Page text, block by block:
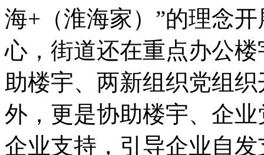
海+（淮海家）”的理念
心，街道还在重点办公
助楼宇、两新组织党组
外，更是协助楼宇、企
企业支持，引导企业自